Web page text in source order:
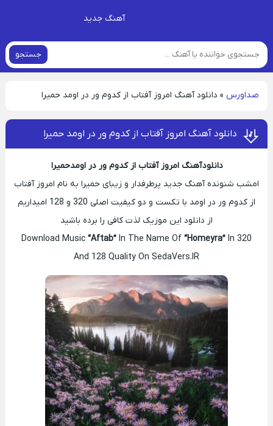
آهنگ جدید
جستجو
صداورس » دانلود آهنگ امروز آفتاب از کدوم ور در اومد حمیرا
دانلود آهنگ امروز آفتاب از کدوم ور در اومد حمیرا
دانلود آهنگ امروز آفتاب از کدوم ور در اومدحمیرا
امشب شنونده آهنگ جدید پرطرفدار و زیبای حمیرا به نام امروز آفتاب
از کدوم ور در اومد با تکست و دو کیفیت اصلی 320 و 128 امیداریم
از دانلود این موزیک لذت کافی را برده باشید
Download Music “Aftab” In The Name Of “Homeyra” In 320
And 128 Quality On SedaVers.IR